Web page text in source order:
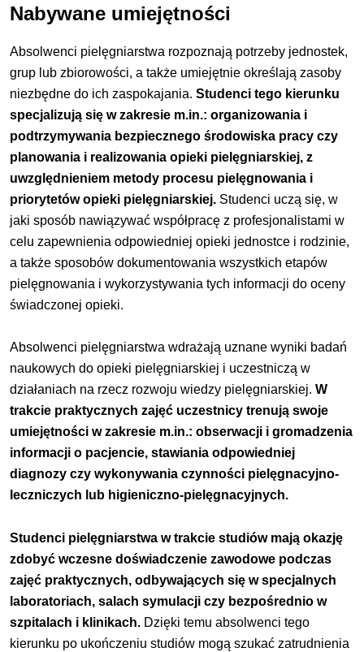
Nabywane umiejętności
Absolwenci pielęgniarstwa rozpoznają potrzeby jednostek,
grup lub zbiorowości, a także umiejętnie określają zasoby
niezbędne do ich zaspokajania.Studenci tego kierunku
specjalizują się w zakresie m.in.: organizowania i
podtrzymywania bezpiecznego środowiska pracy czy
planowania i realizowania opieki pielęgniarskiej, z
uwzględnieniem metody procesu pielęgnowania i
priorytetów opieki pielęgniarskiej. Studenci uczą się, w
jaki sposób nawiązywać współpracę z profesjonalistami w
celu zapewnienia odpowiedniej opieki jednostce i rodzinie,
a także sposobów dokumentowania wszystkich etapów
pielęgnowania i wykorzystywania tych informacji do oceny
świadczonej opieki.
Absolwenci pielęgniarstwa wdrażają uznane wyniki badań
naukowych do opieki pielęgniarskiej i uczestniczą w
działaniach na rzecz rozwoju wiedzy pielęgniarskiej.W
trakcie praktycznych zajęć uczestnicy trenują swoje
umiejętności w zakresie m.in.: obserwacji i gromadzenia
informacji o pacjencie, stawiania odpowiedniej
diagnozy czy wykonywania czynności pielęgnacyjno-
leczniczych lub higieniczno-pielęgnacyjnych.
Studenci pielęgniarstwa w trakcie studiów mają okazję
zdobyć wczesne doświadczenie zawodowe podczas
zajęć praktycznych, odbywających się w specjalnych
laboratoriach, salach symulacji czy bezpośrednio w
szpitalach i klinikach. Dzięki temu absolwenci tego
kierunku po ukończeniu studiów mogą szukać zatrudnienia